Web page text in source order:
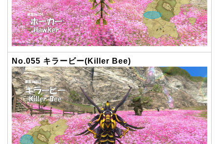
No.055 キラービー(Killer Bee)